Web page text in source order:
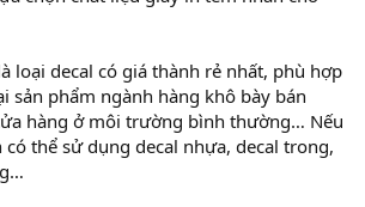
loại decal có giá thành rẻ nhất, phù hợp
sản phẩm ngành hàng khô bày bán
hàng ở môi trường bình thường… Nếu
có thể sử dụng decal nhựa, decal trong,